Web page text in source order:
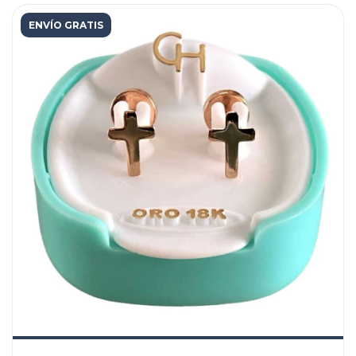
ENVÍO GRATIS